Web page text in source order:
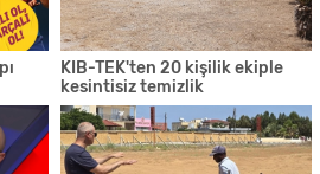
KIB-TEK'ten 20 kişilik ekiple
kesintisiz temizlik